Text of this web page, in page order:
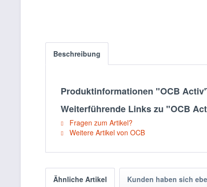
Beschreibung
Produktinformationen "OCB
Weiterführende Links zu "OCB
Fragen zum Artikel?
Weitere Artikel von OCB
Ähnliche Artikel Kunden haben sich